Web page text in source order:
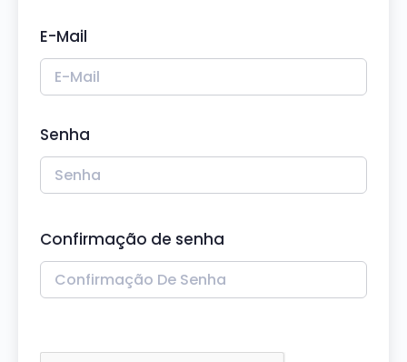
E-Mail
Senha
Confirmação de senha